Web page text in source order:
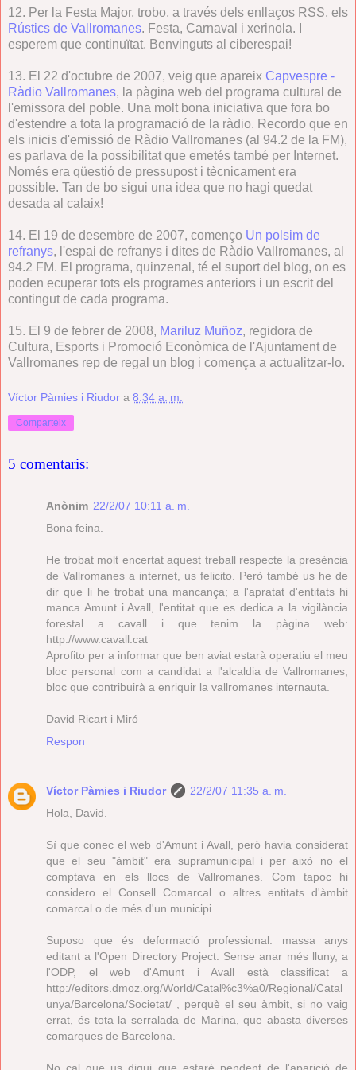
12. Per la Festa Major, trobo, a través dels enllaços RSS, els
Rústics de Vallromanes. Festa, Carnaval i xerinola. I
esperem que continuïtat. Benvinguts al ciberespai!
13. El 22 d'octubre de 2007, veig que apareix Capvespre -
Ràdio Vallromanes, la pàgina web del programa cultural de
l'emissora del poble. Una molt bona iniciativa que fora bo
d'estendre a tota la programació de la ràdio. Recordo que en
els inicis d'emissió de Ràdio Vallromanes (al 94.2 de la FM),
es parlava de la possibilitat que emetés també per Internet.
Només era qüestió de pressupost i tècnicament era
possible. Tan de bo sigui una idea que no hagi quedat
desada al calaix!
14. El 19 de desembre de 2007, començo Un polsim de
refranys, l'espai de refranys i dites de Ràdio Vallromanes, al
94.2 FM. El programa, quinzenal, té el suport del blog, on es
poden ecuperar tots els programes anteriors i un escrit del
contingut de cada programa.
15. El 9 de febrer de 2008, Mariluz Muñoz, regidora de
Cultura, Esports i Promoció Econòmica de l'Ajuntament de
Vallromanes rep de regal un blog i comença a actualitzar-lo.
Víctor Pàmies i Riudor a 8:34 a. m.
Comparteix
5 comentaris:
Anònim 22/2/07 10:11 a. m.
Bona feina.
He trobat molt encertat aquest treball respecte la presència
de Vallromanes a internet, us felicito. Però també us he de
dir que li he trobat una mancança; a l'apratat d'entitats hi
manca Amunt i Avall, l'entitat que es dedica a la vigilància
forestal a cavall i que tenim la pàgina web:
http://www.cavall.cat
Aprofito per a informar que ben aviat estarà operatiu el meu
bloc personal com a candidat a l'alcaldia de Vallromanes,
bloc que contribuirà a enriquir la vallromanes internauta.
David Ricart i Miró
Respon
Víctor Pàmies i Riudor
22/2/07 11:35 a. m.
Hola, David.
Sí que conec el web d'Amunt i Avall, però havia considerat
que el seu "àmbit" era supramunicipal i per això no el
comptava en els llocs de Vallromanes. Com tapoc hi
considero el Consell Comarcal o altres entitats d'àmbit
comarcal o de més d'un municipi.
Suposo que és deformació professional: massa anys
editant a l'Open Directory Project. Sense anar més lluny, a
l'ODP, el web d'Amunt i Avall està classificat a
http://editors.dmoz.org/World/Catal%c3%a0/Regional/Catal
unya/Barcelona/Societat/ , perquè el seu àmbit, si no vaig
errat, és tota la serralada de Marina, que abasta diverses
comarques de Barcelona.
No cal que us digui que estaré pendent de l'aparició de